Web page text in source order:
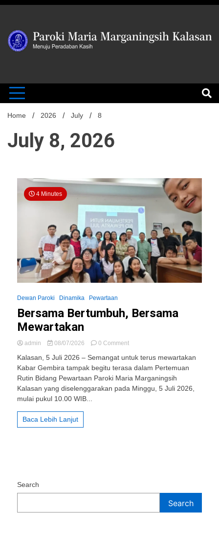
Skip
Paroki
Kalasan
Home 2026 July 8
July 8, 2026
4 Minutes
Dewan Paroki Dinamika Pewartaan
Bersama Bertumbuh, Bersama
Mewartakan
admin 08/07/2026 0 Commenton
Bertumbuh,
Bersama
Mewartakan
Kalasan, 5 Juli 2026 – Semangat untuk terus mewartakan
Kabar Gembira tampak begitu terasa dalam Pertemuan
Rutin Bidang Pewartaan Paroki Maria Marganingsih
Kalasan yang diselenggarakan pada Minggu, 5 Juli 2026,
mulai pukul 10.00 WIB...
Baca Lebih Lanjut
Search
Search